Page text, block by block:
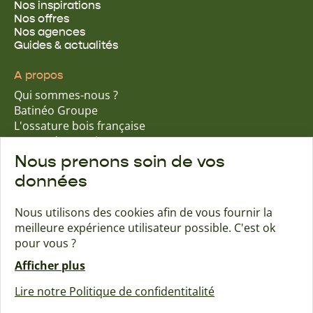
Nos inspirations
Nos offres
Nos agences
Guides & actualités
A propos
Qui sommes-nous ?
Batinéo Groupe
L'ossature bois française
15 ans d'expertise
Nos engagements écologiques
Nos garanties assurantielles
Trouver une agence Contact
Créé avec passion par Pure illusion
Nous prenons soin de vos
données
Nous utilisons des cookies afin de vous fournir la
meilleure expérience utilisateur possible. C'est ok
pour vous ?
Afficher plus
Lire notre Politique de confidentitalité